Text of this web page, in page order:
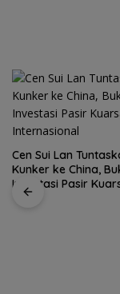
Cen Sui Lan
Kunker ke China,
Investasi Pasir
Internasional